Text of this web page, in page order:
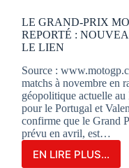
LE GRAND-PRIX
REPORTÉ :
LE LIEN
Source :
matchs à novembre en
géopolitique actuelle
pour le Portugal et
confirme que le Grand
prévu en avril, est…
EN LIRE PLUS...
LE